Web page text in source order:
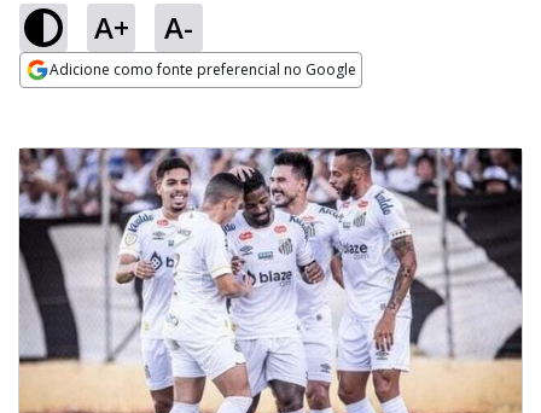
A+ A-
Adicione como fonte preferencial no Google